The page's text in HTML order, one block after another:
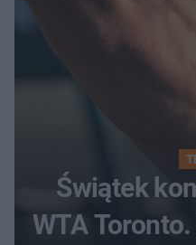
Świątek
WTA